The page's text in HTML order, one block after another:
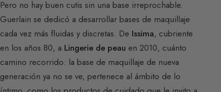
Pero no hay buen cutis sin una base irreprochable.
Guerlain se dedicó a desarrollar bases de maquillaje
cada vez más fluidas y discretas. De Issima, cubriente
en los años 80, a Lingerie de peau en 2010, cuánto
camino recorrido: la base de maquillaje de nueva
generación ya no se ve, pertenece al ámbito de lo